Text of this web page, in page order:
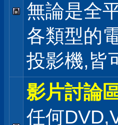
無論是全
各類型的
投影機,皆
影片討論
任何